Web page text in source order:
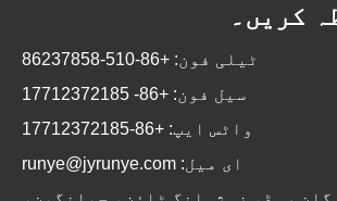
کریں۔
ٹیلی فون: +86-510-86237858
سیل فون: +86-
17712372185
واٹس ایپ: +86-17712372185
ای میل: runye@jyrunye.com